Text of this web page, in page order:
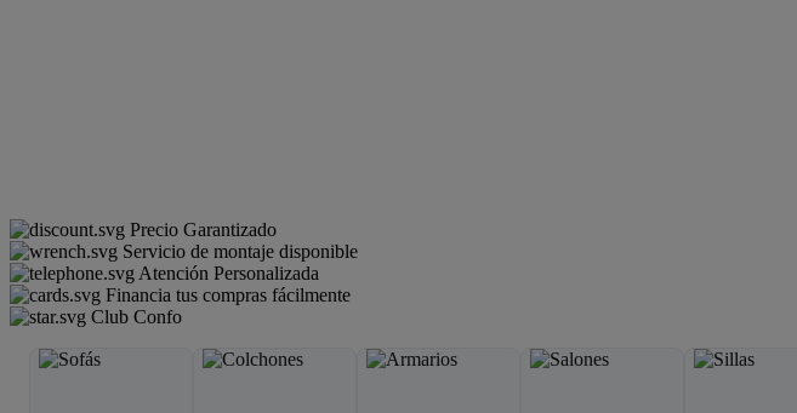
Precio Garantizado
Servicio de montaje disponible
Atención Personalizada
Financia tus compras fácilmente
Club Confo